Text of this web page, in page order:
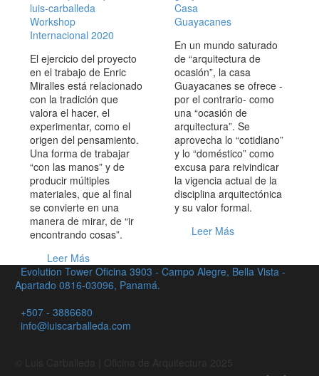
Workshop
Internacional 2020
El ejercicio del proyecto
en el trabajo de Enric
Miralles está relacionado
con la tradición que
valora el hacer, el
experimentar, como el
origen del pensamiento.
Una forma de trabajar
“con las manos” y de
producir múltiples
materiales, que al final
se convierte en una
manera de mirar, de “ir
encontrando cosas”.
Leer Más
Casa
Guayacanes
En un mundo saturado
de “arquitectura de
ocasión”, la casa
Guayacanes se ofrece -
por el contrario- como
una “ocasión de
arquitectura”. Se
aprovecha lo “cotidiano”
y lo “doméstico” como
excusa para reivindicar
la vigencia actual de la
disciplina arquitectónica
y su valor formal.
Leer Más
Evolution Tower Oficina 3903 - Campo Alegre, Bella Vista -
Apartado 0816-03096, Panamá.
+507 - 3886680
info@luiscarballeda.com